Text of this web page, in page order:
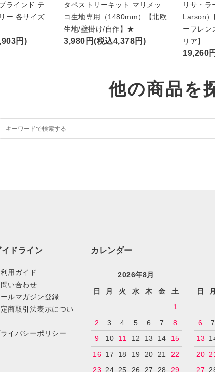
ラインド テ
ー 各サイズ
円)
タペストリーキット マリメッ
コ生地専用（1480mm）【北欧
生地/壁掛け/自作】★
3,980円(税込4,378円)
リサ・ラ
Larson
ーフレン
リア】
19,260
他の商品を
イドライン
用ガイド
い合わせ
ールマガジン登録
商取引法表示につい
イバシーポリシー
カレンダー
2026年8月
日
月 火 水 木 金
土
1
2
3 4 5 6 7
8
9
10 11 12 13 14
15
16 17 18 19 20 21
22
23
24 25 26 27 28 29
日
6
7
13
20
27